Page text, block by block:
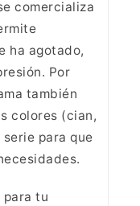
comercializa
ha agotado,
Por
también
colores (cian,
para que
tu